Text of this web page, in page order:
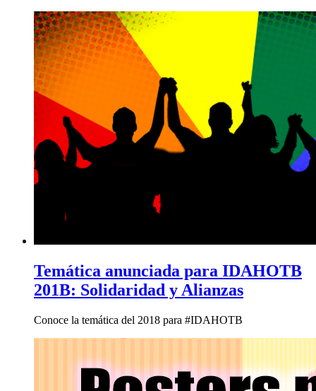
Temática anunciada para IDAHOTB
201B: Solidaridad y Alianzas
Conoce la temática del 2018 para #IDAHOTB